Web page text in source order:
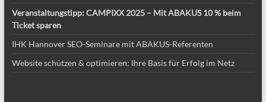
Veranstaltungstipp: CAMPIXX 2025 – Mit ABAKUS 10 % beim
Ticket sparen
IHK Hannover SEO-Seminare mit ABAKUS-Referenten
Website schützen & optimieren: Ihre Basis für Erfolg im Netz